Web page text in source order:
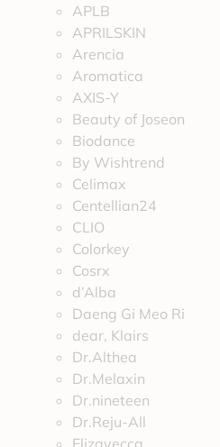
APLB
APRILSKIN
Arencia
Aromatica
AXIS-Y
Beauty of Joseon
Biodance
By Wishtrend
Celimax
Centellian24
CLIO
Colorkey
Cosrx
d’Alba
Daeng Gi Meo Ri
dear, Klairs
Dr.Althea
Dr.Melaxin
Dr.nineteen
Dr.Reju-All
Elizavecca